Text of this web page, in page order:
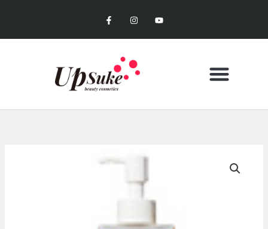
a
e
k
-
f
n
t
r
a
o
t